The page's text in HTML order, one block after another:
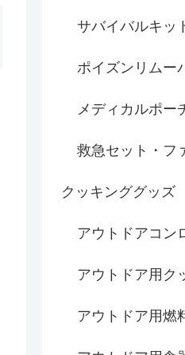
サバイバルキッ
ポイズンリムー
メディカルポー
救急セット・フ
クッキンググッズ
アウトドアコン
アウトドア用ク
アウトドア用燃